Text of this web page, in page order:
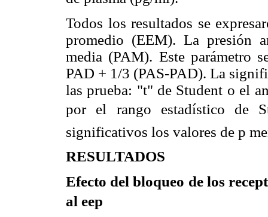
Todos los resultados se
promedio (EEM). La presión
media (PAM). Este parámetro
PAD + 1/3 (PAS-PAD). La
las prueba: "t" de Student o el
por el rango estadístico de
significativos los valores de p
RESULTADOS
Efecto del bloqueo de los
al eep